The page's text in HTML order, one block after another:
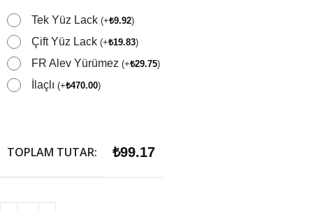
Tek Yüz Lack (+₺9.92)
Çift Yüz Lack (+₺19.83)
FR Alev Yürümez (+₺29.75)
İlaçlı (+₺470.00)
TOPLAM TUTAR: ₺99.17